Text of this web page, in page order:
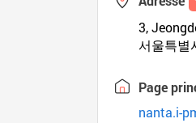
3,
서울특별
Page
nanta.i-